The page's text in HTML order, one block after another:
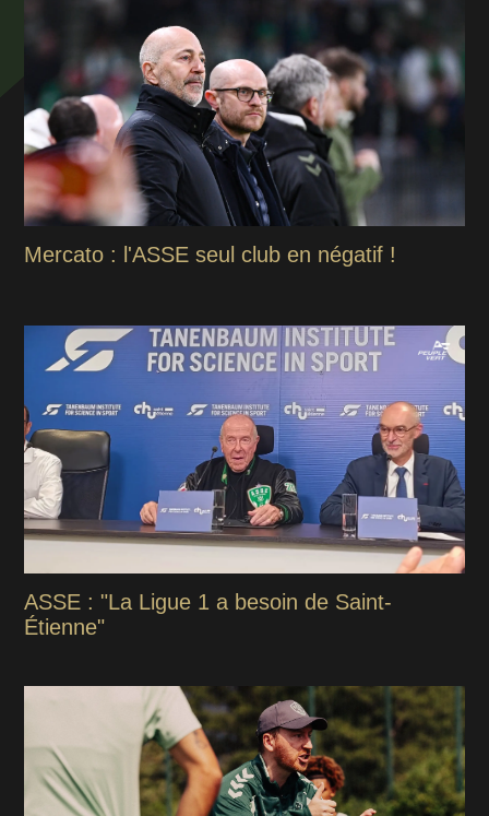
Mercato : l'ASSE seul club en négatif !
ASSE : "La Ligue 1 a besoin de Saint-
Étienne"